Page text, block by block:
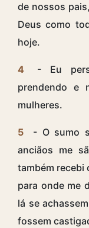
de nossos
Deus como
hoje.
4
- Eu
prendendo e
mulheres.
5
- O sumo
anciãos me
também recebi
para onde me
lá se
fossem